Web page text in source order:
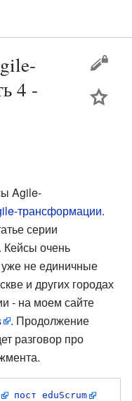
4 -
Agile-
трансформации.
серии
очень
не единичные
и других городах
- на моем сайте
. Продолжение
разговор про
пост eduScrum